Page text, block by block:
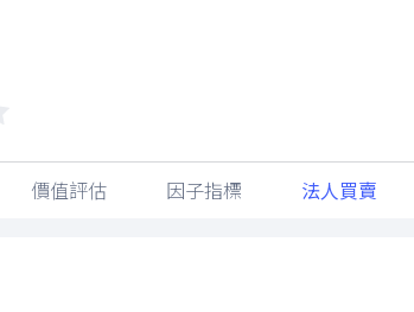
價值評估 因子指標 法人買賣